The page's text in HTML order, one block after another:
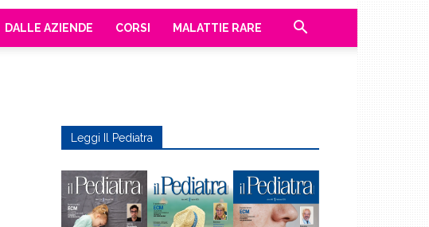
DALLE AZIENDE CORSI MALATTIE RARE
Leggi Il Pediatra